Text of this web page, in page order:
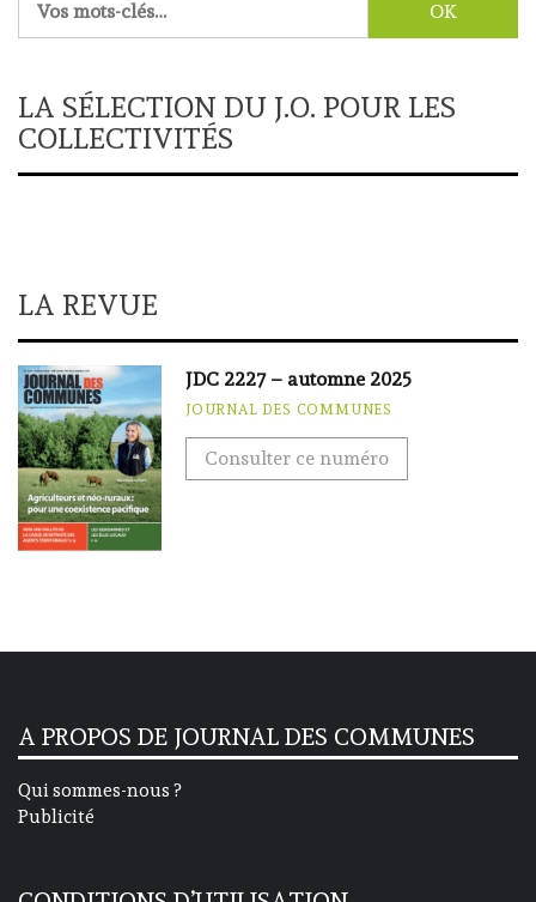
LA SÉLECTION DU J.O. POUR LES
COLLECTIVITÉS
LA REVUE
JDC 2227 – automne 2025
JOURNAL DES COMMUNES
Consulter ce numéro
A PROPOS DE JOURNAL DES COMMUNES
Qui sommes-nous ?
Publicité